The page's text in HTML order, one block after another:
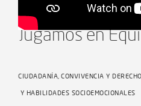
Jugar con el
Jugamos en
CIUDADANÍA, CONVIVENCIA Y
Y HABILIDADES SOCIOEMOCIONALES